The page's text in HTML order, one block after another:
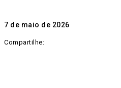
7 de maio de 2026
Compartilhe: